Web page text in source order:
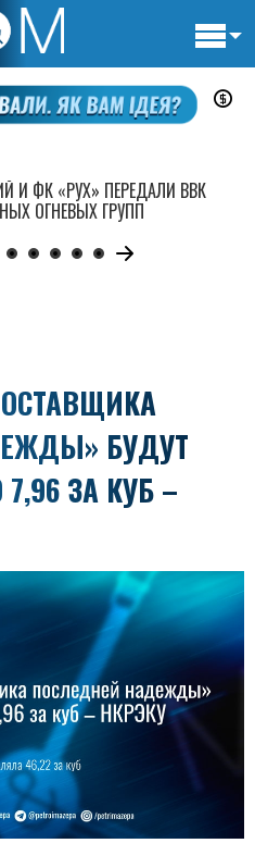
БУДУТ
ЗА КУБ –
И ФК «РУХ» ПЕРЕДАЛИ ВВК
ОГНЕВЫХ ГРУПП